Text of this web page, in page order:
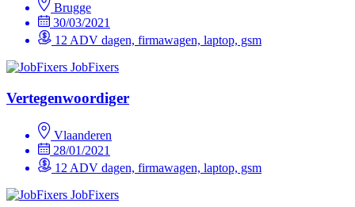
Brugge
30/03/2021
12 ADV dagen, firmawagen, laptop, gsm
JobFixers
Vertegenwoordiger
Vlaanderen
28/01/2021
12 ADV dagen, firmawagen, laptop, gsm
JobFixers